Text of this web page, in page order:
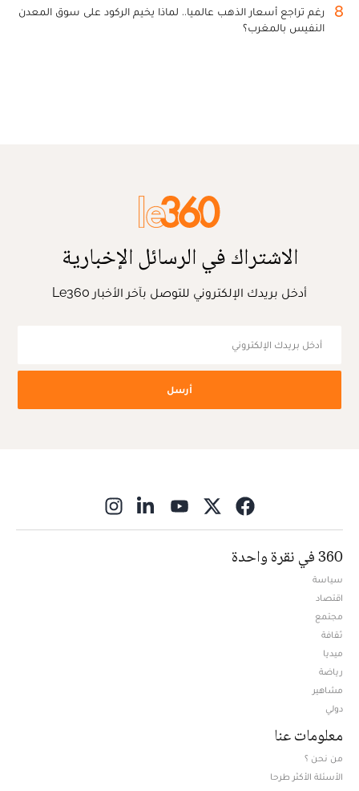
8
رغم تراجع أسعار الذهب عالميا.. لماذا يخيم الركود على سوق المعدن
النفيس بالمغرب؟
الاشتراك في الرسائل الإخبارية
أدخل بريدك الإلكتروني للتوصل بآخر الأخبار Le360
أرسل
360 في نقرة واحدة
سياسة
اقتصاد
مجتمع
ثقافة
ميديا
رياضة
مشاهير
دولي
معلومات عنا
من نحن ؟
الأسئلة الأكثر طرحا